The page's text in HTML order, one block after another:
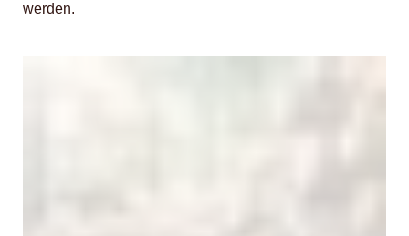
werden.